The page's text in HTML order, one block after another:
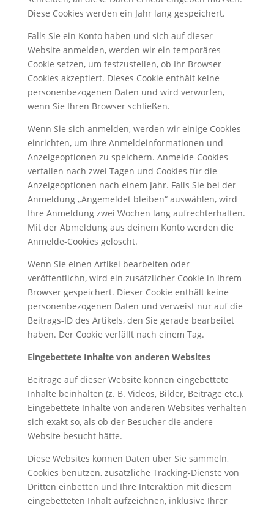
Diese Cookies werden ein Jahr lang gespeichert.
Falls Sie ein Konto haben und sich auf dieser
Website anmelden, werden wir ein temporäres
Cookie setzen, um festzustellen, ob Ihr Browser
Cookies akzeptiert. Dieses Cookie enthält keine
personenbezogenen Daten und wird verworfen,
wenn Sie Ihren Browser schließen.
Wenn Sie sich anmelden, werden wir einige Cookies
einrichten, um Ihre Anmeldeinformationen und
Anzeigeoptionen zu speichern. Anmelde-Cookies
verfallen nach zwei Tagen und Cookies für die
Anzeigeoptionen nach einem Jahr. Falls Sie bei der
Anmeldung „Angemeldet bleiben“ auswählen, wird
Ihre Anmeldung zwei Wochen lang aufrechterhalten.
Mit der Abmeldung aus deinem Konto werden die
Anmelde-Cookies gelöscht.
Wenn Sie einen Artikel bearbeiten oder
veröffentlichn, wird ein zusätzlicher Cookie in Ihrem
Browser gespeichert. Dieser Cookie enthält keine
personenbezogenen Daten und verweist nur auf die
Beitrags-ID des Artikels, den Sie gerade bearbeitet
haben. Der Cookie verfällt nach einem Tag.
Eingebettete Inhalte von anderen Websites
Beiträge auf dieser Website können eingebettete
Inhalte beinhalten (z. B. Videos, Bilder, Beiträge etc.).
Eingebettete Inhalte von anderen Websites verhalten
sich exakt so, als ob der Besucher die andere
Website besucht hätte.
Diese Websites können Daten über Sie sammeln,
Cookies benutzen, zusätzliche Tracking-Dienste von
Dritten einbetten und Ihre Interaktion mit diesem
eingebetteten Inhalt aufzeichnen, inklusive Ihrer